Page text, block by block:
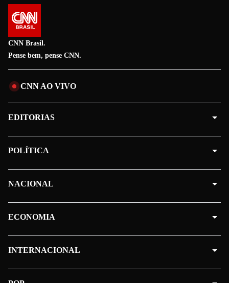
CNN Brasil.
Pense bem, pense CNN.
CNN AO VIVO
EDITORIAS
POLÍTICA
NACIONAL
ECONOMIA
INTERNACIONAL